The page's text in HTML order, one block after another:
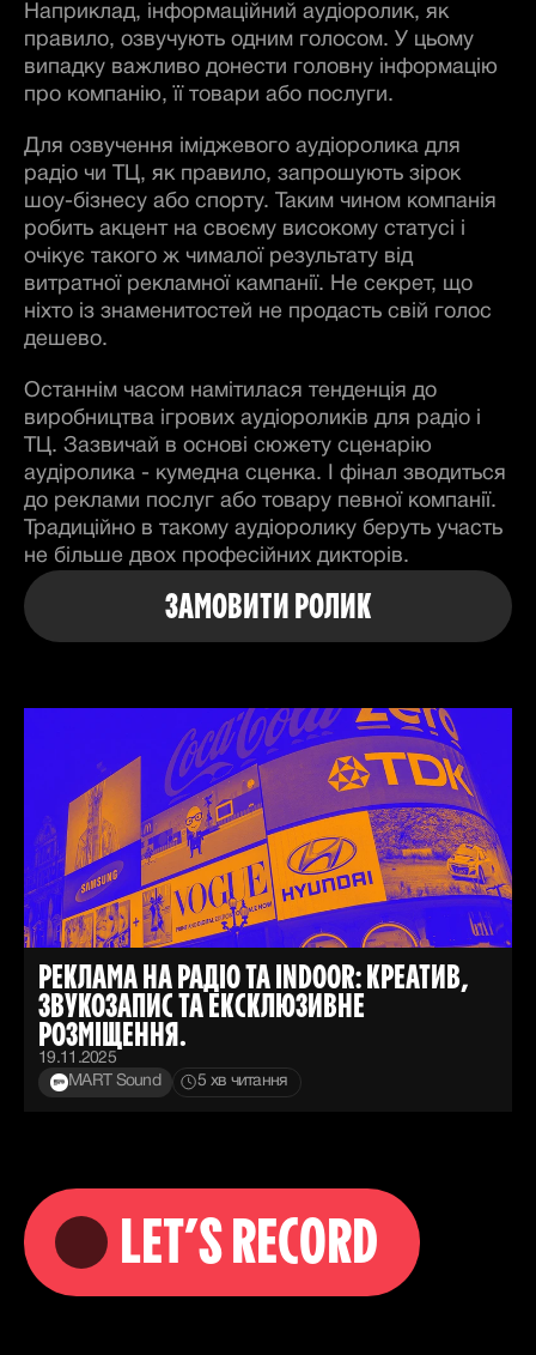
Наприклад, інформаційний аудіоролик, як
правило, озвучують одним голосом. У цьому
випадку важливо донести головну інформацію
про компанію, її товари або послуги.
Для озвучення іміджевого аудіоролика для
радіо чи ТЦ, як правило, запрошують зірок
шоу-бізнесу або спорту. Таким чином компанія
робить акцент на своєму високому статусі і
очікує такого ж чималої результату від
витратної рекламної кампанії. Не секрет, що
ніхто із знаменитостей не продасть свій голос
дешево.
Останнім часом намітилася тенденція до
виробництва ігрових аудіороликів для радіо і
ТЦ. Зазвичай в основі сюжету сценарію
аудіролика - кумедна сценка. І фінал зводиться
до реклами послуг або товару певної компанії.
Традиційно в такому аудіоролику беруть участь
не більше двох професійних дикторів.
ЗАМОВИТИ РОЛИК
РЕКЛАМА НА РАДІО ТА INDOOR: КРЕАТИВ,
ЗВУКОЗАПИС ТА ЕКСКЛЮЗИВНЕ
РОЗМІЩЕННЯ.
MART Sound 5 хв читання
19.11.2025
LET’S RECORD